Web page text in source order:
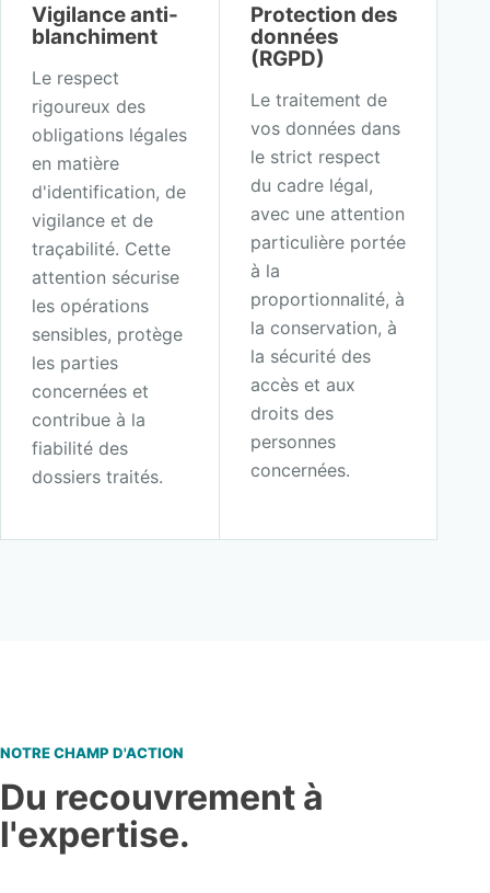
Vigilance anti-
blanchiment
Le respect
rigoureux des
obligations légales
en matière
d'identification, de
vigilance et de
traçabilité. Cette
attention sécurise
les opérations
sensibles, protège
les parties
concernées et
contribue à la
fiabilité des
dossiers traités.
Protection des
données
(RGPD)
Le traitement de
vos données dans
le strict respect
du cadre légal,
avec une attention
particulière portée
à la
proportionnalité, à
la conservation, à
la sécurité des
accès et aux
droits des
personnes
concernées.
NOTRE CHAMP D'ACTION
Du recouvrement à
l'expertise.